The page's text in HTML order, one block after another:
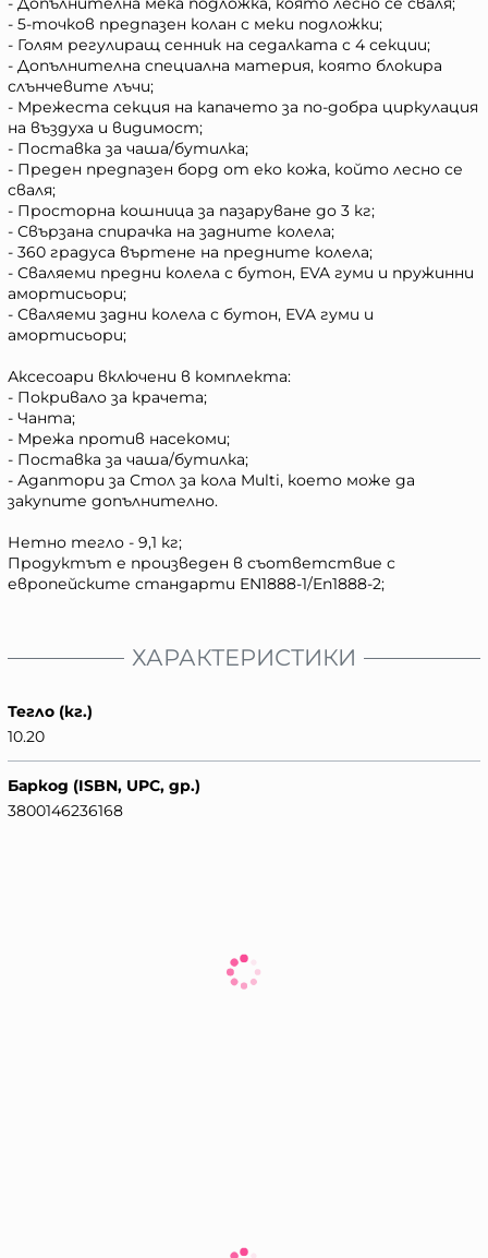
- 5-точков предпазен колан с меки подложки;
- Голям регулиращ сенник на седалката с 4 секции;
- Допълнителна специална материя, която блокира
слънчевите лъчи;
- Мрежеста секция на капачето за по-добра циркулация
на въздуха и видимост;
- Поставка за чаша/бутилка;
- Преден предпазен борд от еко кожа, който лесно се
сваля;
- Просторна кошница за пазаруване до 3 кг;
- Свързана спирачка на задните колела;
- 360 градуса въртене на предните колела;
- Сваляеми предни колела с бутон, EVA гуми и пружинни
амортисьори;
- Сваляеми задни колела с бутон, EVA гуми и
амортисьори;
Аксесоари включени в комплекта:
- Покривало за крачета;
- Чанта;
- Мрежа против насекоми;
- Поставка за чаша/бутилка;
- Адаптори за Стол за кола Multi, което може да
закупите допълнително.
Нетно тегло - 9,1 кг;
Продуктът е произведен в съответствие с
европейските стандарти EN1888-1/En1888-2;
ХАРАКТЕРИСТИКИ
Тегло (кг.)
10.20
Баркод (ISBN, UPC, др.)
3800146236168